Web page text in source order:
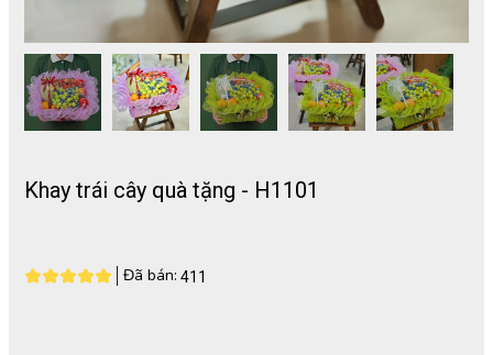
Khay trái cây quà tặng - H1101
411
Đã bán: